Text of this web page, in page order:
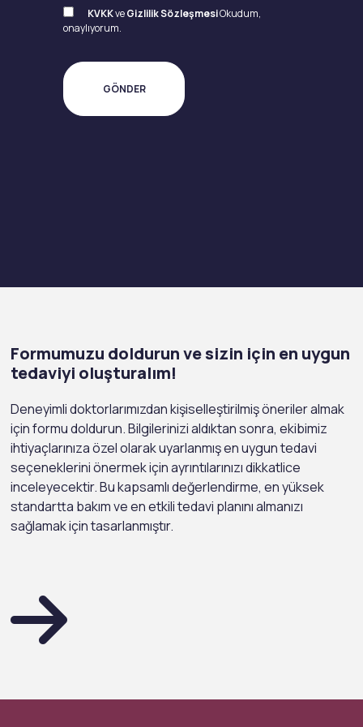
KVKKveGizlilik SözleşmesiOkudum,
onaylıyorum.
Formumuzu doldurun ve sizin için en uygun
tedaviyi oluşturalım!
Deneyimli doktorlarımızdan kişiselleştirilmiş öneriler almak
için formu doldurun. Bilgilerinizi aldıktan sonra, ekibimiz
ihtiyaçlarınıza özel olarak uyarlanmış en uygun tedavi
seçeneklerini önermek için ayrıntılarınızı dikkatlice
inceleyecektir. Bu kapsamlı değerlendirme, en yüksek
standartta bakım ve en etkili tedavi planını almanızı
sağlamak için tasarlanmıştır.